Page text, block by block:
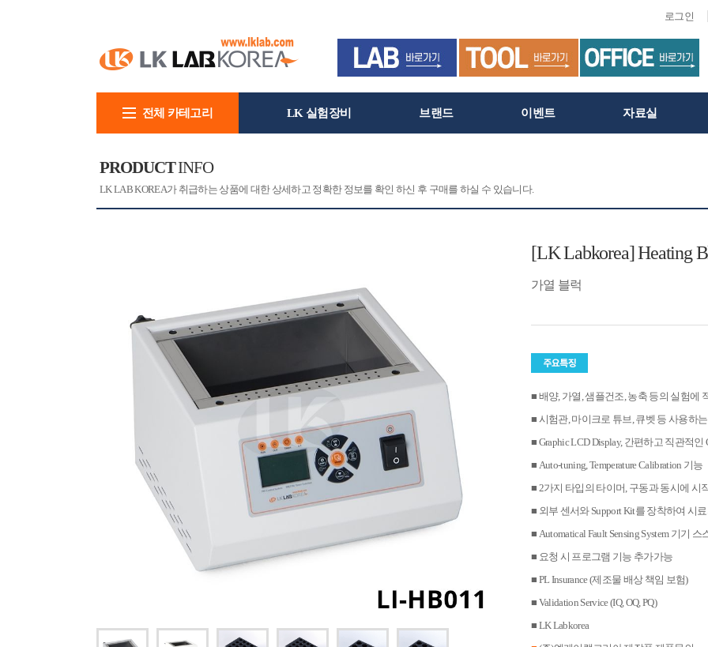
로그인
전체 카테고리 LK 실험장비 브랜드 이벤트 자료실
PRODUCTINFO
LK LAB KOREA가 취급하는 상품에 대한 상세하고 정확한 정보를 확인 하신 후 구매를 하실 수 있습니다.
[LK Labkorea] Heating
가열 블럭
■ 배양, 가열, 샘플건조, 농축 등의 실험에
■ 시험관, 마이크로 튜브, 큐벳 등 사용하
■ Graphic LCD Display, 간편하고 직관적인
■ Auto-tuning, Temperature Calibration 기능
■ 2가지 타입의 타이머, 구동과 동시에 시
■ 외부 센서와 Support Kit를 장착하여 시
■ Automatical Fault Sensing System 기기
■ 요청 시 프로그램 기능 추가가능
■ PL Insurance (제조물 배상 책임 보험)
■ Validation Service (IQ, OQ, PQ)
■ LK Labkorea